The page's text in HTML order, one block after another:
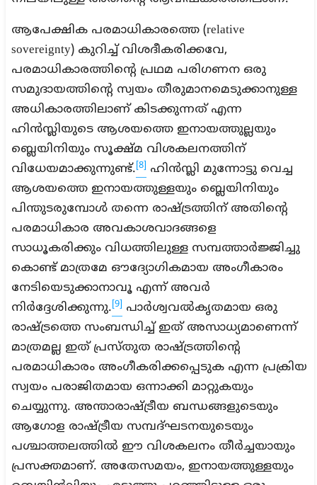
ആപേക്ഷിക പരമാധികാരത്തെ (relative
sovereignty) കുറിച്ച് വിശദീകരിക്കവേ,
പരമാധികാരത്തിന്റെ പ്രഥമ പരിഗണന ഒരു
സമുദായത്തിന്റെ സ്വയം തീരുമാനമെടുക്കാനുള്ള
അധികാരത്തിലാണ് കിടക്കുന്നത് എന്ന
ഹിൻസ്ലിയുടെ ആശയത്തെ ഇനായത്തുല്ലയും
ബ്ലെയിനിയും സൂക്ഷ്മ വിശകലനത്തിന്
വിധേയമാക്കുന്നുണ്ട്. [8]
ഹിൻസ്ലി മുന്നോട്ടു വെച്ച
ആശയത്തെ ഇനായത്തുള്ളയും ബ്ലെയിനിയും
പിന്തുടരുമ്പോൾ തന്നെ രാഷ്ട്രത്തിന് അതിന്റെ
പരമാധികാര അവകാശവാദങ്ങളെ
സാധൂകരിക്കും വിധത്തിലുള്ള സമ്പത്താർജ്ജിച്ചു
കൊണ്ട് മാത്രമേ ഔദ്യോഗികമായ അംഗീകാരം
നേടിയെടുക്കാനാവൂ എന്ന് അവർ
നിർദ്ദേശിക്കുന്നു. [9]
പാർശ്വവൽകൃതമായ ഒരു
രാഷ്ട്രത്തെ സംബന്ധിച്ച് ഇത് അസാധ്യമാണെന്ന്
മാത്രമല്ല ഇത് പ്രസ്തുത രാഷ്ട്രത്തിന്റെ
പരമാധികാരം അംഗീകരിക്കപ്പെടുക എന്ന പ്രക്രിയ
സ്വയം പരാജിതമായ ഒന്നാക്കി മാറ്റുകയും
ചെയ്യുന്നു. അന്താരാഷ്ട്രീയ ബന്ധങ്ങളുടെയും
ആഗോള രാഷ്ട്രീയ സമ്പദ്ഘടനയുടെയും
പശ്ചാത്തലത്തിൽ ഈ വിശകലനം തീർച്ചയായും
പ്രസക്തമാണ്. അതേസമയം, ഇനായത്തുള്ളയും